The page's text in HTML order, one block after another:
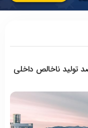
تولید ناخالص داخلی